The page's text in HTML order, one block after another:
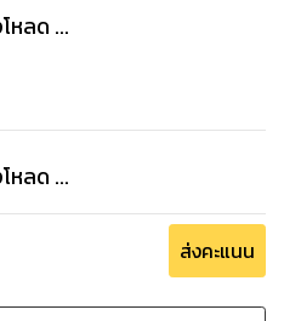
หลด ...
หลด ...
ส่งคะแนน